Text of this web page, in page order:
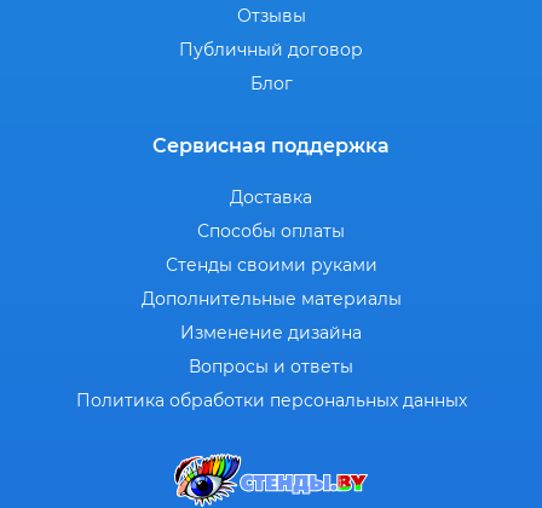
Отзывы
Публичный договор
Блог
Сервисная поддержка
Доставка
Способы оплаты
Стенды своими руками
Дополнительные материалы
Изменение дизайна
Вопросы и ответы
Политика обработки персональных данных